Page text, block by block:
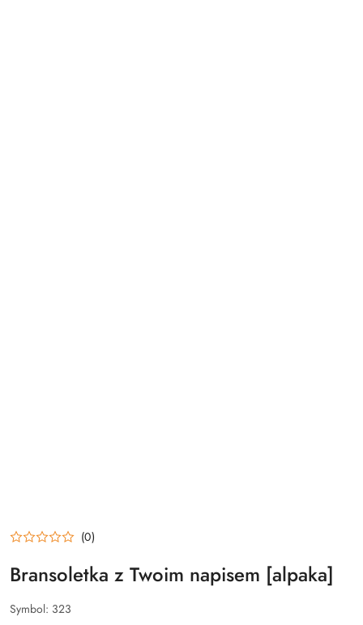
(0)
Bransoletka z Twoim napisem [alpaka]
Symbol: 323